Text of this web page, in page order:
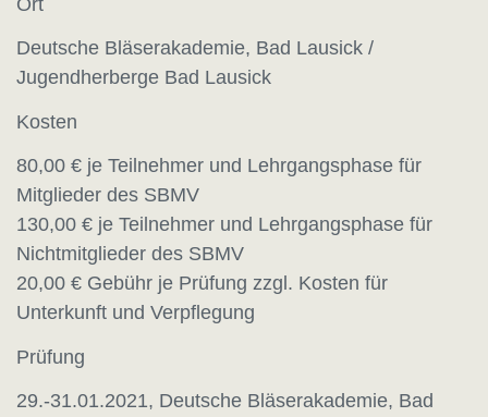
Deutsche Bläserakademie, Bad Lausick /
Jugendherberge Bad Lausick
Kosten
80,00 € je Teilnehmer und Lehrgangsphase für
Mitglieder des SBMV
130,00 € je Teilnehmer und Lehrgangsphase für
Nichtmitglieder des SBMV
20,00 € Gebühr je Prüfung zzgl. Kosten für
Unterkunft und Verpflegung
Prüfung
29.-31.01.2021, Deutsche Bläserakademie, Bad